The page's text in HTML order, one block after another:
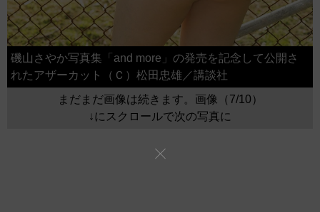
磯山さやか写真集「and more」の発売を記念して公開さ
れたアザーカット（Ｃ）松田忠雄／講談社
まだまだ画像は続きます。画像（7/10）
↓にスクロールで次の写真に